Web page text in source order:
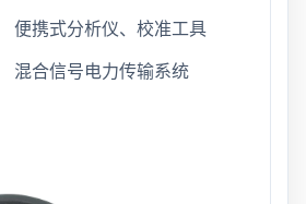
便携式分析仪、校准工具
混合信号电力传输系统